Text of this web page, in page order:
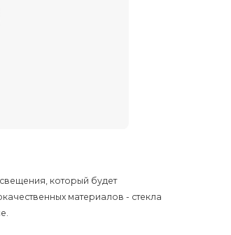
который будет
материалов - стекла